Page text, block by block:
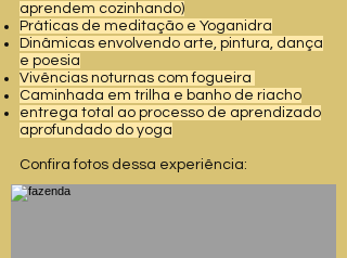
aprendem cozinhando)
Práticas de meditação e Yoganidra
Dinâmicas envolvendo arte, pintura, dança
e poesia
Vivências noturnas com fogueira
Caminhada em trilha e banho de riacho
entrega total ao processo de aprendizado
aprofundado do yoga
Confira fotos dessa experiência: